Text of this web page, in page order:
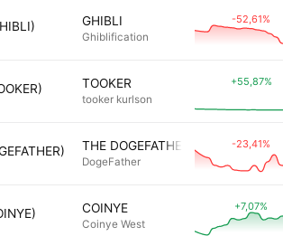
GHIBLI
Ghiblification
-52,61%
TOOKER
tooker kurlson
+55,87%
THE DOGEFATHER
DogeFather
-23,41%
COINYE
Coinye West
+7,07%